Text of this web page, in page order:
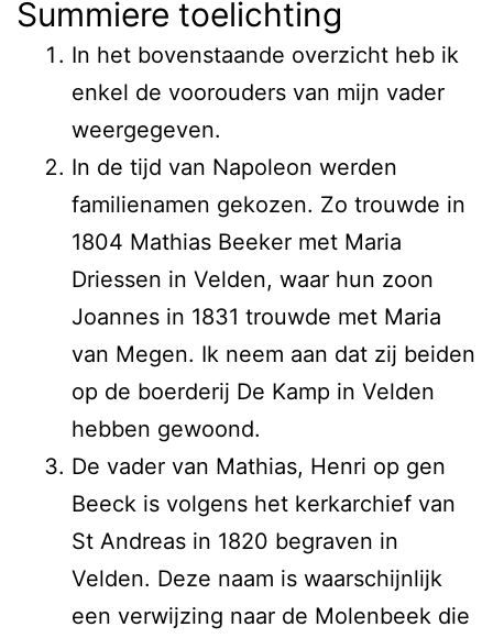
Summiere toelichting
In het bovenstaande overzicht heb ik
enkel de voorouders van mijn vader
weergegeven.
In de tijd van Napoleon werden
familienamen gekozen. Zo trouwde in
1804 Mathias Beeker met Maria
Driessen in Velden, waar hun zoon
Joannes in 1831 trouwde met Maria
van Megen. Ik neem aan dat zij beiden
op de boerderij De Kamp in Velden
hebben gewoond.
De vader van Mathias, Henri op gen
Beeck is volgens het kerkarchief van
St Andreas in 1820 begraven in
Velden. Deze naam is waarschijnlijk
een verwijzing naar de Molenbeek die